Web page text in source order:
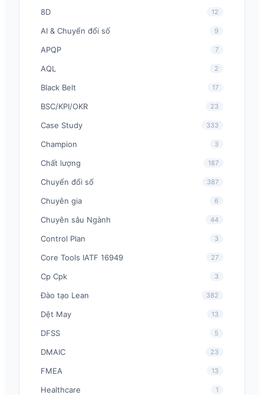
8D 12
AI & Chuyển đổi số 9
APQP 7
AQL 2
Black Belt 17
BSC/KPI/OKR 23
Case Study 333
Champion 3
Chất lượng 187
Chuyển đổi số 387
Chuyên gia 6
Chuyên sâu Ngành 44
Control Plan 3
Core Tools IATF 16949 27
Cp Cpk 3
Đào tạo Lean 382
Dệt May 13
DFSS 5
DMAIC 23
FMEA 13
Healthcare 1